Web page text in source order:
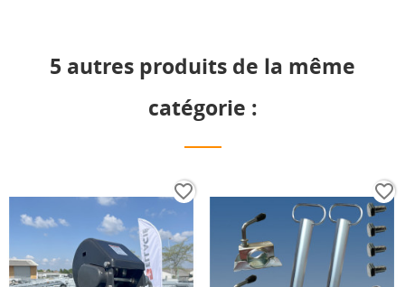
5 autres produits de la même
catégorie :
favorite_border favorite_border